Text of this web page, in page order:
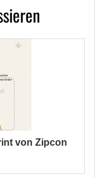
von Zipcon